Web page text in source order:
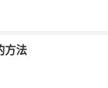
方法